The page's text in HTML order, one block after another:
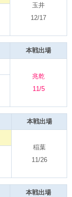
玉井
12/17
本戦出場
兆乾
11/5
本戦出場
稲葉
11/26
本戦出場